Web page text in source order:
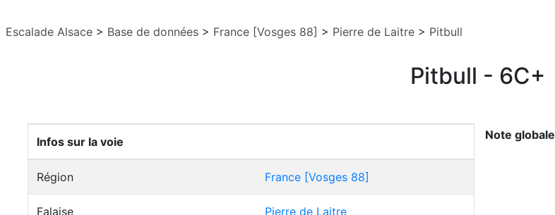
Escalade Alsace > Base de données > France [Vosges 88] > Pierre de Laitre > Pitbull
Pitbull - 6C+
Infos sur la voie
Région France [Vosges 88]
Falaise Pierre de Laitre
Note globale